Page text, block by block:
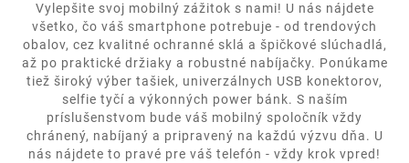
Vylepšite svoj mobilný zážitok s nami! U nás nájdete
všetko, čo váš smartphone potrebuje - od trendových
obalov, cez kvalitné ochranné sklá a špičkové slúchadlá,
až po praktické držiaky a robustné nabíjačky. Ponúkame
tiež široký výber tašiek, univerzálnych USB konektorov,
selfie tyčí a výkonných power bánk. S naším
príslušenstvom bude váš mobilný spoločník vždy
chránený, nabíjaný a pripravený na každú výzvu dňa. U
nás nájdete to pravé pre váš telefón - vždy krok vpred!